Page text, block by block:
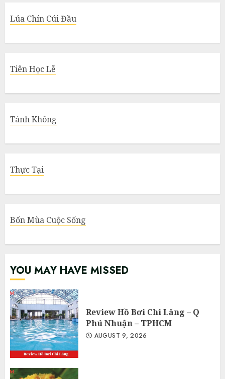
Lúa Chín Cúi Đầu
Tiên Học Lễ
Tánh Không
Thực Tại
Bốn Mùa Cuộc Sống
YOU MAY HAVE MISSED
Review Hồ Bơi Chi Lăng – Q
Phú Nhuận – TPHCM
AUGUST 9, 2026